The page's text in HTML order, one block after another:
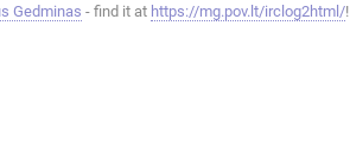
Gedminas - find it at https://mg.pov.lt/irclog2html/!